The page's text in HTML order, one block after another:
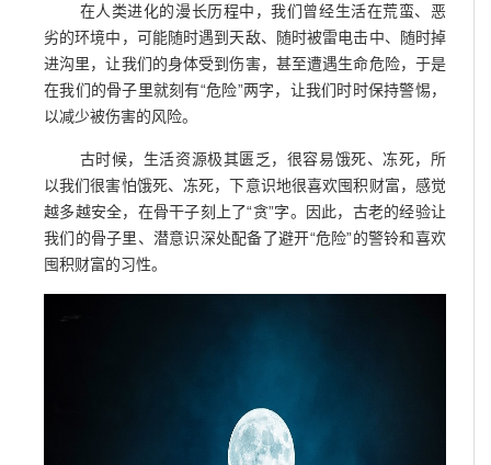
在人类进化的漫长历程中，我们曾经生活在荒蛮、恶
劣的环境中，可能随时遇到天敌、随时被雷电击中、随时掉
进沟里，让我们的身体受到伤害，甚至遭遇生命危险，于是
在我们的骨子里就刻有“危险”两字，让我们时时保持警惕，
以减少被伤害的风险。
古时候，生活资源极其匮乏，很容易饿死、冻死，所
以我们很害怕饿死、冻死，下意识地很喜欢囤积财富，感觉
越多越安全，在骨干子刻上了“贪”字。因此，古老的经验让
我们的骨子里、潜意识深处配备了避开“危险”的警铃和喜欢
囤积财富的习性。
明大事记 会明优势